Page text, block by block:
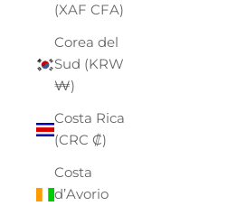
(XAF CFA)
Corea del
Sud (KRW
₩)
Costa Rica
(CRC ₡)
Costa
d’Avorio